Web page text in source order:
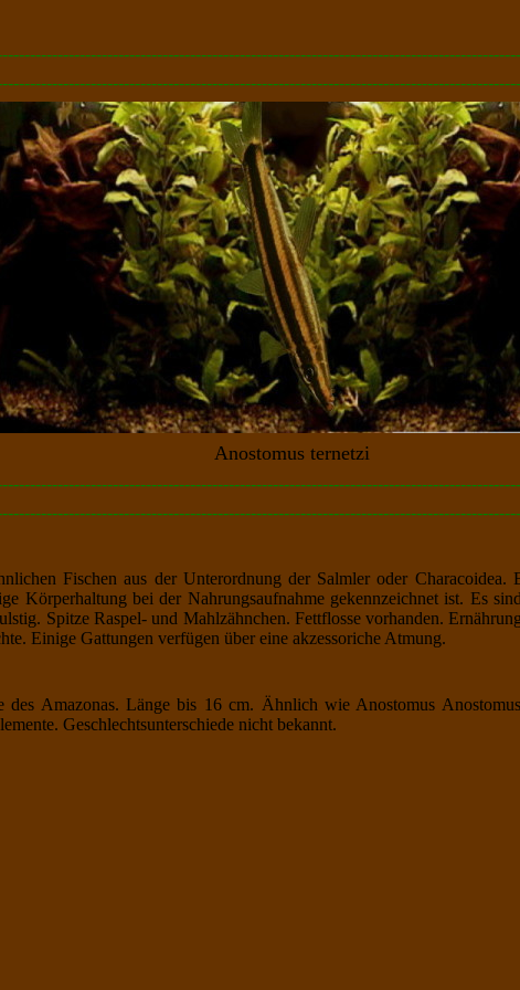
Anostomus ternetzi
Fischen aus der Unterordnung der Salmler oder Characoidea.
Körperhaltung bei der Nahrungsaufnahme gekennzeichnet ist. Es
Spitze Raspel- und Mahlzähnchen. Fettflosse vorhanden.
Einige Gattungen verfügen über eine akzessoriche Atmung.
des Amazonas. Länge bis 16 cm. Ähnlich wie Anostomus
Geschlechtsunterschiede nicht bekannt.